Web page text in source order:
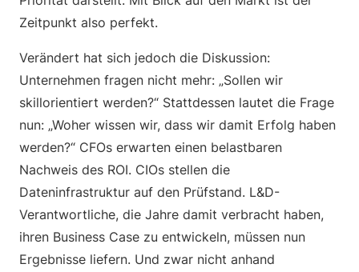
Zeitpunkt also perfekt.
Verändert hat sich jedoch die Diskussion:
Unternehmen fragen nicht mehr: „Sollen wir
skillorientiert werden?“ Stattdessen lautet die Frage
nun: „Woher wissen wir, dass wir damit Erfolg haben
werden?“ CFOs erwarten einen belastbaren
Nachweis des ROI. CIOs stellen die
Dateninfrastruktur auf den Prüfstand. L&D-
Verantwortliche, die Jahre damit verbracht haben,
ihren Business Case zu entwickeln, müssen nun
Ergebnisse liefern. Und zwar nicht anhand